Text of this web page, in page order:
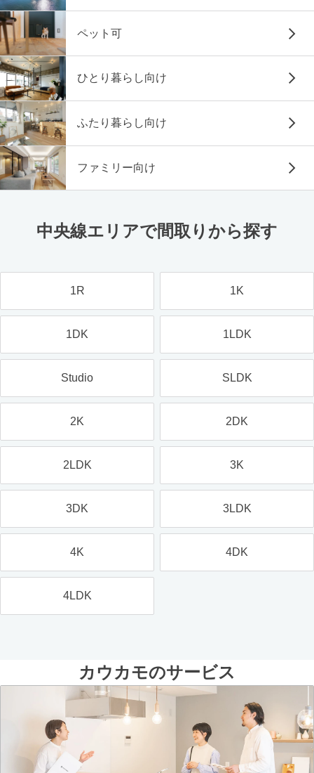
ペット可
ひとり暮らし向け
ふたり暮らし向け
ファミリー向け
中央線エリアで間取りから探す
1R 1K
1DK 1LDK
Studio SLDK
2K 2DK
2LDK 3K
3DK 3LDK
4K 4DK
4LDK
カウカモのサービス